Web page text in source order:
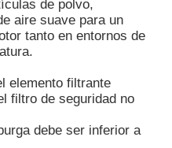
de polvo,
aire suave para un
tanto en entornos de
elemento filtrante
filtro de seguridad no
debe ser inferior a